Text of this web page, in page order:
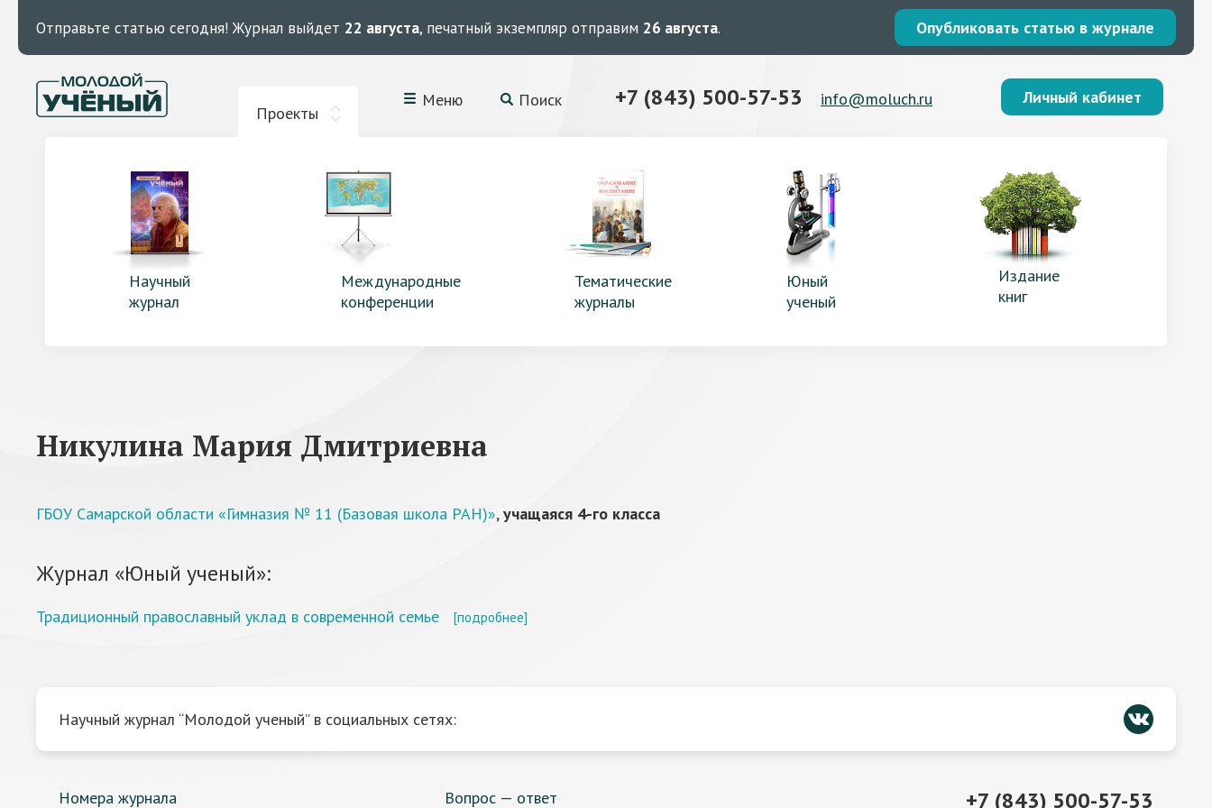
Отправьте статью сегодня! Журнал выйдет 22 августа, печатный экземпляр отправим 26 августа. Опубликовать статью в журнале
Проекты
Меню Поиск +7 (843) 500-57-53 info@moluch.ru Личный кабинет
Научный
журнал
Международные
конференции
Тематические
журналы
Юный
ученый
Издание
книг
Никулина Мария Дмитриевна
ГБОУ Самарской области «Гимназия № 11 (Базовая школа РАН)»,учащаяся 4-го класса
Журнал «Юный ученый»:
Традиционный православный уклад в современной семье [подробнее]
Научный журнал “Молодой ученый” в социальных сетях:
Номера журнала Вопрос — ответ +7 (843) 500-57-53